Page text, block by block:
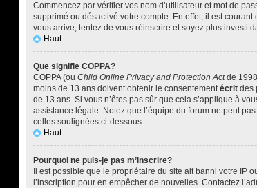
Commencez par vérifier vos nom d’utilisateur et mot de
supprimé ou désactivé votre compte. En effet, il est
vous arrive, tentez de vous réinscrire et soyez plus investi
Haut
Que signifie COPPA?
COPPA (ou Child Online Privacy and Protection Actde
moins de 13 ans doivent obtenir le consentementécrit des
de 13 ans. Si vous n’êtes pas sûr que cela s’applique à
assistance légale. Notez que l’équipe du forum ne peut
celles soulignées ci-dessous.
Haut
Pourquoi ne puis-je pas m’inscrire?
Il est possible que le propriétaire du site ait banni votre IP
l’inscription pour en empêcher de nouvelles. Contactez